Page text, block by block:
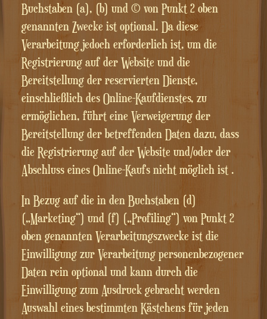
Buchstaben (a), (b) und (c) von Punkt 2 oben
genannten Zwecke ist optional. Da diese
Verarbeitung jedoch erforderlich ist, um die
Registrierung auf der Website und die
Bereitstellung der reservierten Dienste,
einschließlich des Online-Kaufdienstes, zu
ermöglichen, führt eine Verweigerung der
Bereitstellung der betreffenden Daten dazu, dass
die Registrierung auf der Website und/oder der
Abschluss eines Online-Kaufs nicht möglich ist .
In Bezug auf die in den Buchstaben (d)
(„Marketing“) und (f) („Profiling“) von Punkt 2
oben genannten Verarbeitungszwecke ist die
Einwilligung zur Verarbeitung personenbezogener
Daten rein optional und kann durch die
Einwilligung zum Ausdruck gebracht werden
Auswahl eines bestimmten Kästchens für jeden